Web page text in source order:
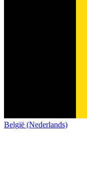
België (Nederlands)